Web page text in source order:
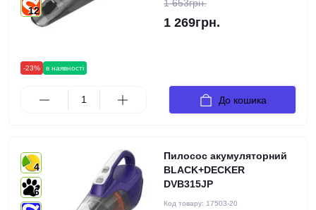
-23% в наявності
12
1 653грн.
1 269грн.
До кошика
4
6
Пилосос акумуляторний
BLACK+DECKER
DVB315JP
Код товару: 17503-20